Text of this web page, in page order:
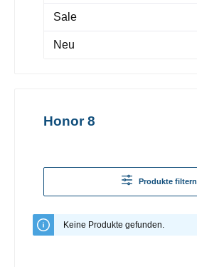
Sale
Neu
Honor 8
Produkte filtern
Keine Produkte gefunden.